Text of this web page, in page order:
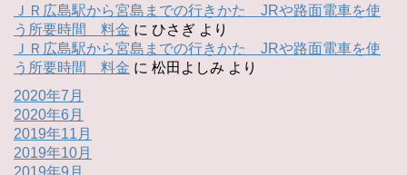
ＪＲ広島駅から宮島までの行きかた JRや路面電車を使
う所要時間 料金 に ひさぎ より
ＪＲ広島駅から宮島までの行きかた JRや路面電車を使
う所要時間 料金 に 松田よしみ より
2020年7月
2020年6月
2019年11月
2019年10月
2019年9月